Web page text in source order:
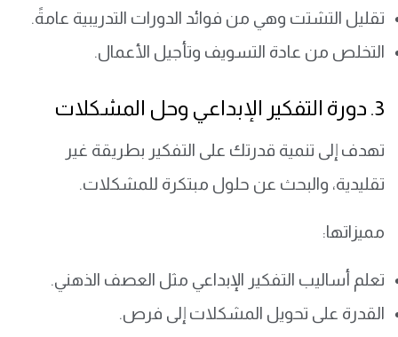
تقليل التشتت وهي من فوائد الدورات التدريبية عامةً.
التخلص من عادة التسويف وتأجيل الأعمال.
3. دورة التفكير الإبداعي وحل المشكلات
تهدف إلى تنمية قدرتك على التفكير بطريقة غير
تقليدية، والبحث عن حلول مبتكرة للمشكلات.
مميزاتها:
تعلم أساليب التفكير الإبداعي مثل العصف الذهني.
القدرة على تحويل المشكلات إلى فرص.